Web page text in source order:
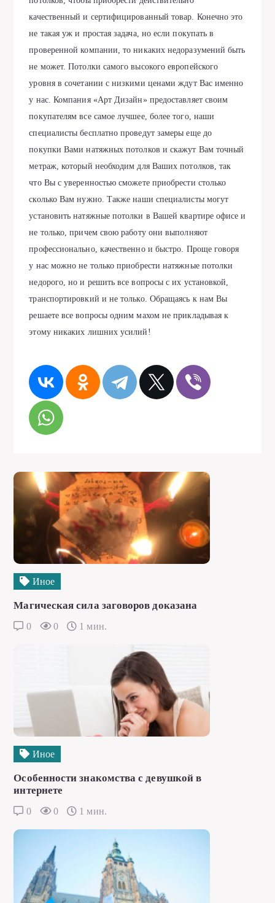
качественный и сертифицированный товар. Конечно это
не такая уж и простая задача, но если покупать в
проверенной компании, то никаких недоразумений быть
не может. Потолки самого высокого европейского
уровня в сочетании с низкими ценами ждут Вас именно
у нас. Компания «Арт Дизайн» предоставляет своим
покупателям все самое лучшее, более того, наши
специалисты бесплатно проведут замеры еще до
покупки Вами натяжных потолков и скажут Вам точный
метраж, который необходим для Ваших потолков, так
что Вы с уверенностью сможете приобрести столько
сколько Вам нужно. Также наши специалисты могут
установить натяжные потолки в Вашей квартире офисе и
не только, причем свою работу они выполняют
профессионально, качественно и быстро. Проще говоря
у нас можно не только приобрести натяжные потолки
недорого, но и решить все вопросы с их установкой,
транспортировкий и не только. Обращаясь к нам Вы
решаете все вопросы одним махом не прикладывая к
этому никаких лишних усилий!
Иное
Магическая сила заговоров доказана
0 0 1 мин.
Иное
Особенности знакомства с девушкой в
интернете
0 0 1 мин.